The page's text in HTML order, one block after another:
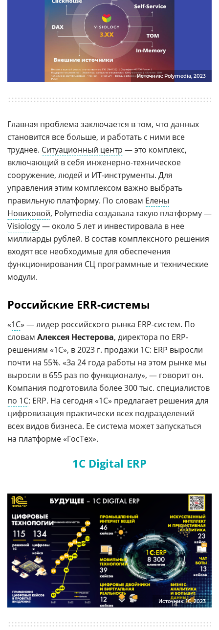
Источник: Polymedia, 2023
Главная проблема заключается в том, что данных
становится все больше, и работать с ними все
труднее. Ситуационный центр — это комплекс,
включающий в себя инженерно-техническое
сооружение, людей и ИТ-инструменты. Для
управления этим комплексом важно выбрать
правильную платформу. По словам Елены
Новиковой, Polymedia создавала такую платформу —
Visiology— около 5 лет и инвестировала в нее
миллиарды рублей. В состав комплексного решения
входят все необходимые для обеспечения
функционирования СЦ программные и технические
модули.
Российские ERR-системы
«1С» — лидер российского рынка ERP-систем. По
словам Алексея Нестерова, директора по ERP-
решениям «1С», в 2023 г. продажи 1С: ERP выросли
почти на 55%. «За 24 года работы на этом рынке мы
выросли в 655 раз по функционалу», — говорит он.
Компания подготовила более 300 тыс. специалистов
по 1С: ERP. На сегодня «1С» предлагает решения для
цифровизация практически всех подразделений
всех видов бизнеса. Ее система может запускаться
на платформе «ГосТех».
1C Digital ERP
Источник: 1С, 2023